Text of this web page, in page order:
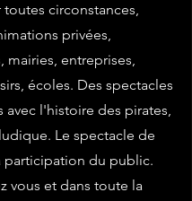
circonstances,
privées,
mairies, entreprises,
écoles. Des spectacles
avec l'histoire des pirates,
Le spectacle de
participation du public.
vous et dans toute la